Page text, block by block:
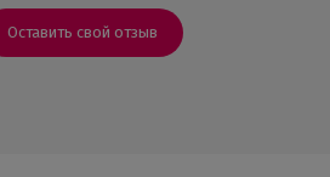
Оставить свой отзыв